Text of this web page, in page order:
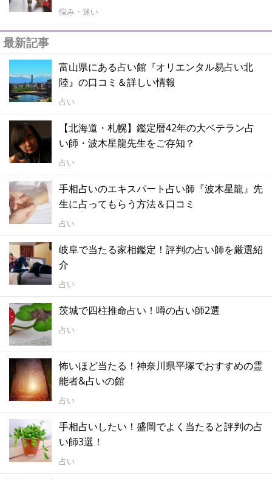
悩み・迷い
最新記事
富山県にある占い館『オリエンタル易占い北
陸』の口コミ＆詳しい情報
占い
【北海道・札幌】鑑定暦42年の大ベテラン占
い師・波木星龍先生をご存知？
占い
手相占いのエキスパート占い師『波木星龍』先
生に占ってもらう方法＆口コミ
占い
岐阜で当たる家相鑑定！評判の占い師を厳選紹
介
占い
茨城で四柱推命占い！噂の占い師2選
占い
怖いほど当たる！神奈川県平塚でおすすめの霊
能者&占いの館
占い
手相占いしたい！盛岡でよく当たると評判の占
い師3選！
占い